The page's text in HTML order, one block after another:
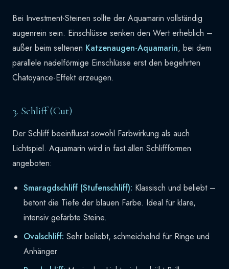
Bei Investment-Steinen sollte der Aquamarin vollständig
augenrein sein. Einschlüsse senken den Wert erheblich –
außer beim seltenen Katzenaugen-Aquamarin, bei dem
parallele nadelförmige Einschlüsse erst den begehrten
Chatoyance-Effekt erzeugen.
3. Schliff (Cut)
Der Schliff beeinflusst sowohl Farbwirkung als auch
Lichtspiel. Aquamarin wird in fast allen Schliffformen
angeboten:
Smaragdschliff (Stufenschliff): Klassisch und beliebt –
betont die Tiefe der blauen Farbe. Ideal für klare,
intensiv gefärbte Steine.
Ovalschliff: Sehr beliebt, schmeichelnd für Ringe und
Anhänger